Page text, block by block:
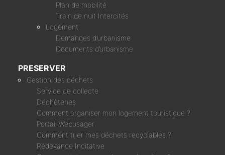
Plan de mobilité
Train de nuit Intercités
Logement
Demandes d’urbanisme
Documents d’urbanisme
PRESERVER
Gestion des déchets
Service de collecte
Déchèteries
Comment organiser mon logement touristique ?
Portail Webusager
Comment trier mes déchets recyclables ?
Redevance Incitative